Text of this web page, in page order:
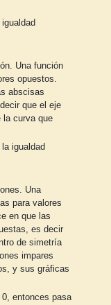
Una función
opuestos.
abscisas
que el eje
curva que
igualdad
Una
para valores
en que las
es decir
de simetría
impares
y sus gráficas
entonces pasa